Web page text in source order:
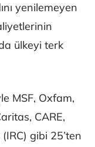
yenilemeyen
ülkeyi terk
MSF, Oxfam,
CARE,
gibi 25’ten